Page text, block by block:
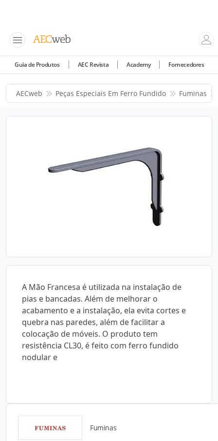
Guia de Produtos AEC Revista Academy Fornecedores
AECweb Peças Especiais Em Ferro Fundido Fuminas
A Mão Francesa é utilizada na instalação de
pias e bancadas. Além de melhorar o
acabamento e a instalação, ela evita cortes e
quebra nas paredes, além de facilitar a
colocação de móveis. O produto tem
resistência CL30, é feito com ferro fundido
nodular e
Fuminas
Catálogos para Download